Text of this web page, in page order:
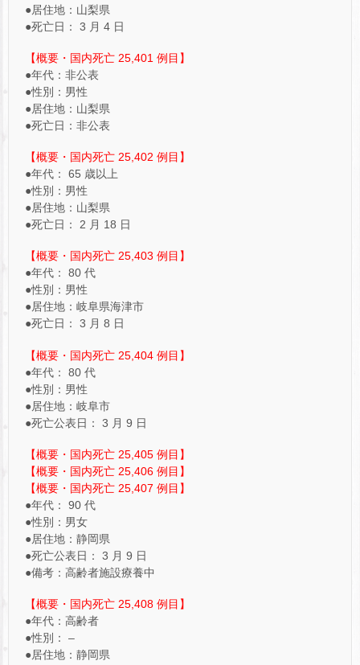
●居住地：山梨県
●死亡日： 3 月 4 日
【概要・国内死亡 25,401 例目】
●年代：非公表
●性別：男性
●居住地：山梨県
●死亡日：非公表
【概要・国内死亡 25,402 例目】
●年代： 65 歳以上
●性別：男性
●居住地：山梨県
●死亡日： 2 月 18 日
【概要・国内死亡 25,403 例目】
●年代： 80 代
●性別：男性
●居住地：岐阜県海津市
●死亡日： 3 月 8 日
【概要・国内死亡 25,404 例目】
●年代： 80 代
●性別：男性
●居住地：岐阜市
●死亡公表日： 3 月 9 日
【概要・国内死亡 25,405 例目】
【概要・国内死亡 25,406 例目】
【概要・国内死亡 25,407 例目】
●年代： 90 代
●性別：男女
●居住地：静岡県
●死亡公表日： 3 月 9 日
●備考：高齢者施設療養中
【概要・国内死亡 25,408 例目】
●年代：高齢者
●性別： –
●居住地：静岡県